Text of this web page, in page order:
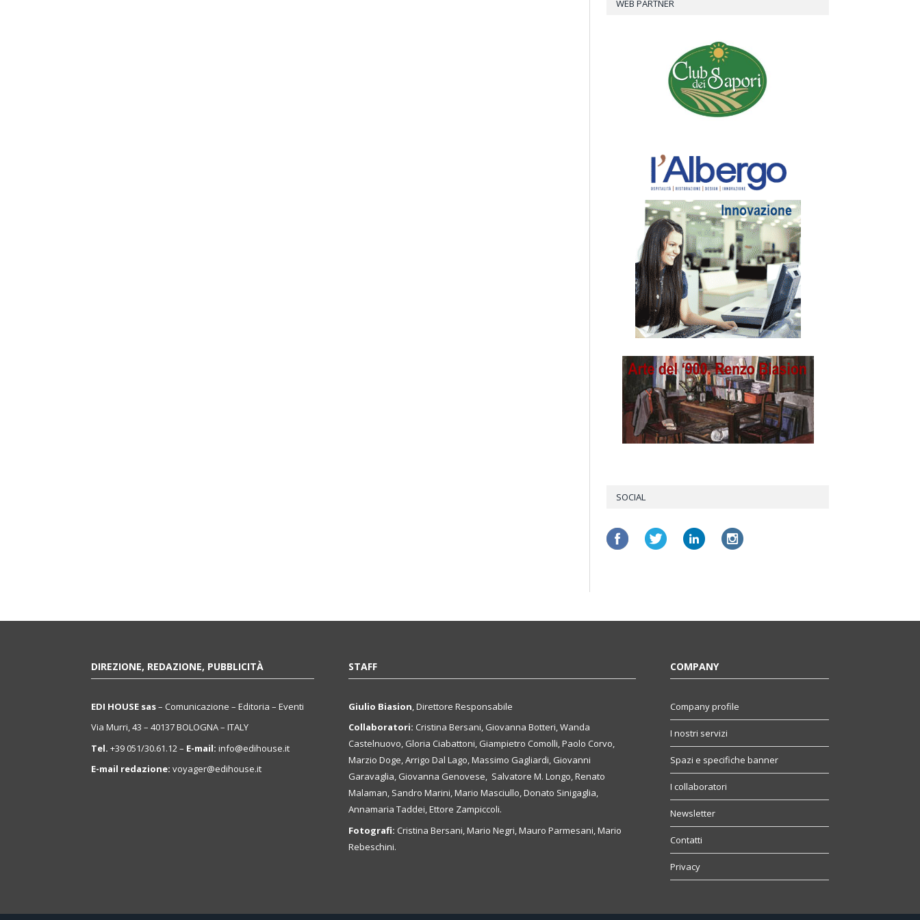
WEB PARTNER
SOCIAL
DIREZIONE, REDAZIONE, PUBBLICITÀ
EDI HOUSE sas– Comunicazione – Editoria – Eventi
Via Murri, 43 – 40137 BOLOGNA – ITALY
Tel. +39 051/30.61.12 – E-mail: info@edihouse.it
E-mail redazione: voyager@edihouse.it
STAFF
Giulio Biasion, Direttore Responsabile
Collaboratori: Cristina Bersani, Giovanna Botteri, Wanda
Castelnuovo, Gloria Ciabattoni, Giampietro Comolli, Paolo Corvo,
Marzio Doge, Arrigo Dal Lago, Massimo Gagliardi, Giovanni
Garavaglia, Giovanna Genovese, Salvatore M. Longo, Renato
Malaman, Sandro Marini, Mario Masciullo, Donato Sinigaglia,
Annamaria Taddei, Ettore Zampiccoli.
Fotografi: Cristina Bersani, Mario Negri, Mauro Parmesani, Mario
Rebeschini.
COMPANY
Company profile
I nostri servizi
Spazi e specifiche banner
I collaboratori
Newsletter
Contatti
Privacy